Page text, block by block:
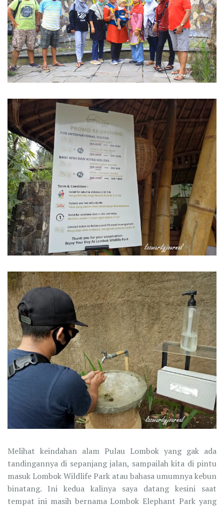
Melihat keindahan alam Pulau Lombok yang gak ada
tandingannya di sepanjang jalan, sampailah kita di pintu
masuk Lombok Wildlife Park atau bahasa umumnya kebun
binatang. Ini kedua kalinya saya datang kesini saat
tempat ini masih bernama Lombok Elephant Park yang